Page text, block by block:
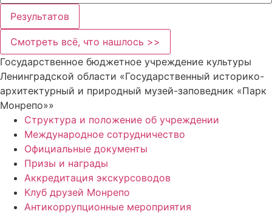
Результатов
Смотреть всё, что нашлось >>
Государственное бюджетное учреждение культуры
Ленинградской области «Государственный историко-
архитектурный и природный музей-заповедник «Парк
Монрепо»»
Структура и положение об учреждении
Международное сотрудничество
Официальные документы
Призы и награды
Аккредитация экскурсоводов
Клуб друзей Монрепо
Антикоррупционные мероприятия